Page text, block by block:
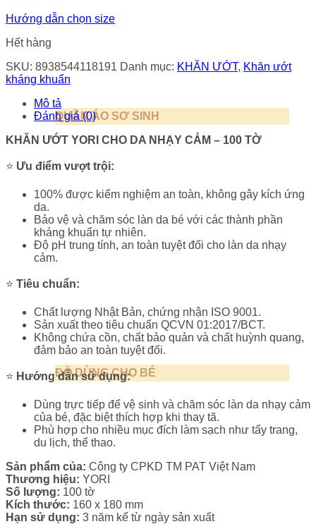
QUẦN ÁO SƠ SINH
ĐỒ DÙNG CHO BÉ
Hướng dẫn chọn size
Hết hàng
SKU: 8938544118191 Danh mục: KHĂN ƯỚT, Khăn ướt
kháng khuẩn
Mô tả
Đánh giá (0)
KHĂN ƯỚT YORI CHO DA NHẠY CẢM – 100 TỜ
⭐ Ưu điểm vượt trội:
100% được kiểm nghiệm an toàn, không gây kích ứng
da.
Bảo vệ và chăm sóc làn da bé với các thành phần
kháng khuẩn tự nhiên.
Độ pH trung tính, an toàn tuyệt đối cho làn da nhạy
cảm.
⭐ Tiêu chuẩn:
Chất lượng Nhật Bản, chứng nhận ISO 9001.
Sản xuất theo tiêu chuẩn QCVN 01:2017/BCT.
Không chứa cồn, chất bảo quản và chất huỳnh quang,
đảm bảo an toàn tuyệt đối.
⭐ Hướng dẫn sử dụng:
Dùng trực tiếp để vệ sinh và chăm sóc làn da nhạy cảm
của bé, đặc biệt thích hợp khi thay tã.
Phù hợp cho nhiều mục đích làm sạch như tẩy trang,
du lịch, thể thao.
Sản phẩm của: Công ty CPKD TM PAT Việt Nam
Thương hiệu: YORI
Số lượng: 100 tờ
Kích thước: 160 x 180 mm
Hạn sử dụng: 3 năm kể từ ngày sản xuất